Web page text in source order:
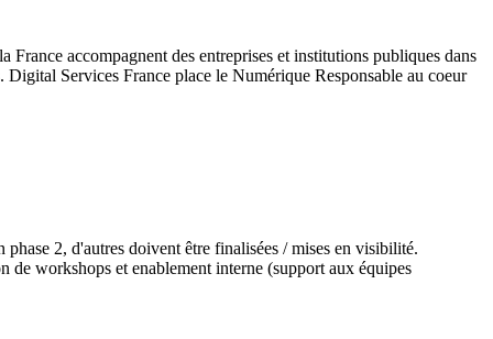
accompagnent des entreprises et institutions publiques dans
Services France place le Numérique Responsable au coeur
2, d'autres doivent être finalisées / mises en visibilité.
workshops et enablement interne (support aux équipes